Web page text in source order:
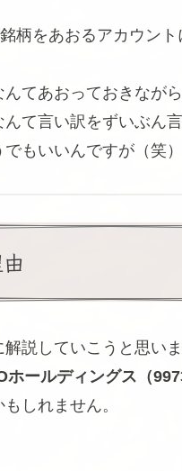
柄をあおるアカウント
てあおっておきなが
て言い訳をずいぶん言
もいいんですが（笑）
説していこうと思いま
ホールディングス（
しれません。